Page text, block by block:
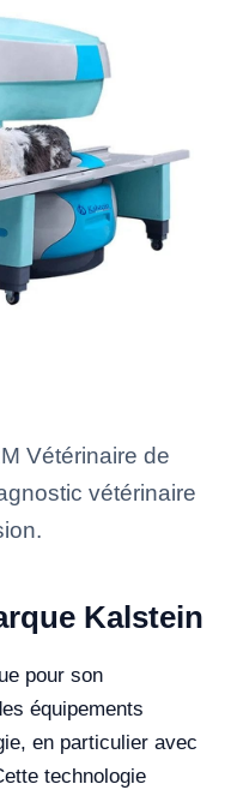
Vétérinaire de
vétérinaire
Kalstein
pour son
équipements
en particulier avec
technologie